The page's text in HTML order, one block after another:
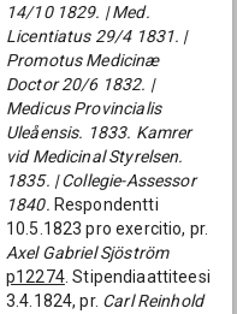
14/10 1829. | Med.
Licentiatus 29/4 1831. |
Promotus Medicinæ
Doctor 20/6 1832. |
Medicus Provincialis
Uleåensis. 1833. Kamrer
vid Medicinal Styrelsen.
1835. | Collegie-Assessor
1840. Respondentti
10.5.1823 pro exercitio, pr.
Axel Gabriel Sjöström
p12274. Stipendiaattiteesi
3.4.1824, pr. Carl Reinhold